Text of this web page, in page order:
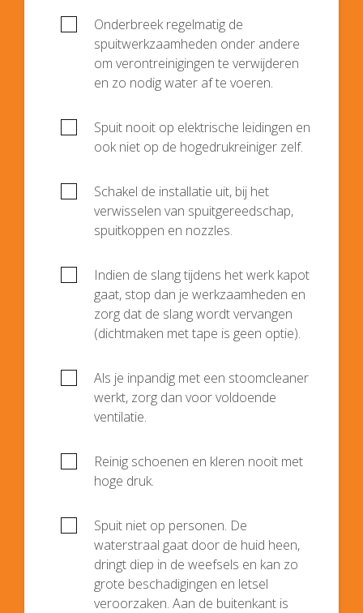
Onderbreek regelmatig de
spuitwerkzaamheden onder andere
om verontreinigingen te verwijderen
en zo nodig water af te voeren.
Spuit nooit op elektrische leidingen en
ook niet op de hogedrukreiniger zelf.
Schakel de installatie uit, bij het
verwisselen van spuitgereedschap,
spuitkoppen en nozzles.
Indien de slang tijdens het werk kapot
gaat, stop dan je werkzaamheden en
zorg dat de slang wordt vervangen
(dichtmaken met tape is geen optie).
Als je inpandig met een stoomcleaner
werkt, zorg dan voor voldoende
ventilatie.
Reinig schoenen en kleren nooit met
hoge druk.
Spuit niet op personen. De
waterstraal gaat door de huid heen,
dringt diep in de weefsels en kan zo
grote beschadigingen en letsel
veroorzaken. Aan de buitenkant is